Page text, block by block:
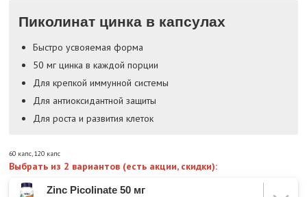
Пиколинат цинка в капсулах
Быстро усвояемая форма
50 мг цинка в каждой порции
Для крепкой иммунной системы
Для антиоксидантной защиты
Для роста и развития клеток
60 капс,120 капс
Выбрать из 2 вариантов (есть акции, скидки):
Zinc Picolinate 50 мг